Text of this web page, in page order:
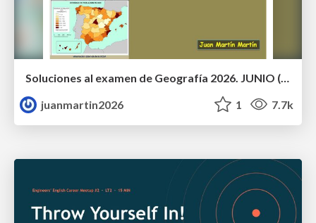
juanmartin2026
1 7.7k